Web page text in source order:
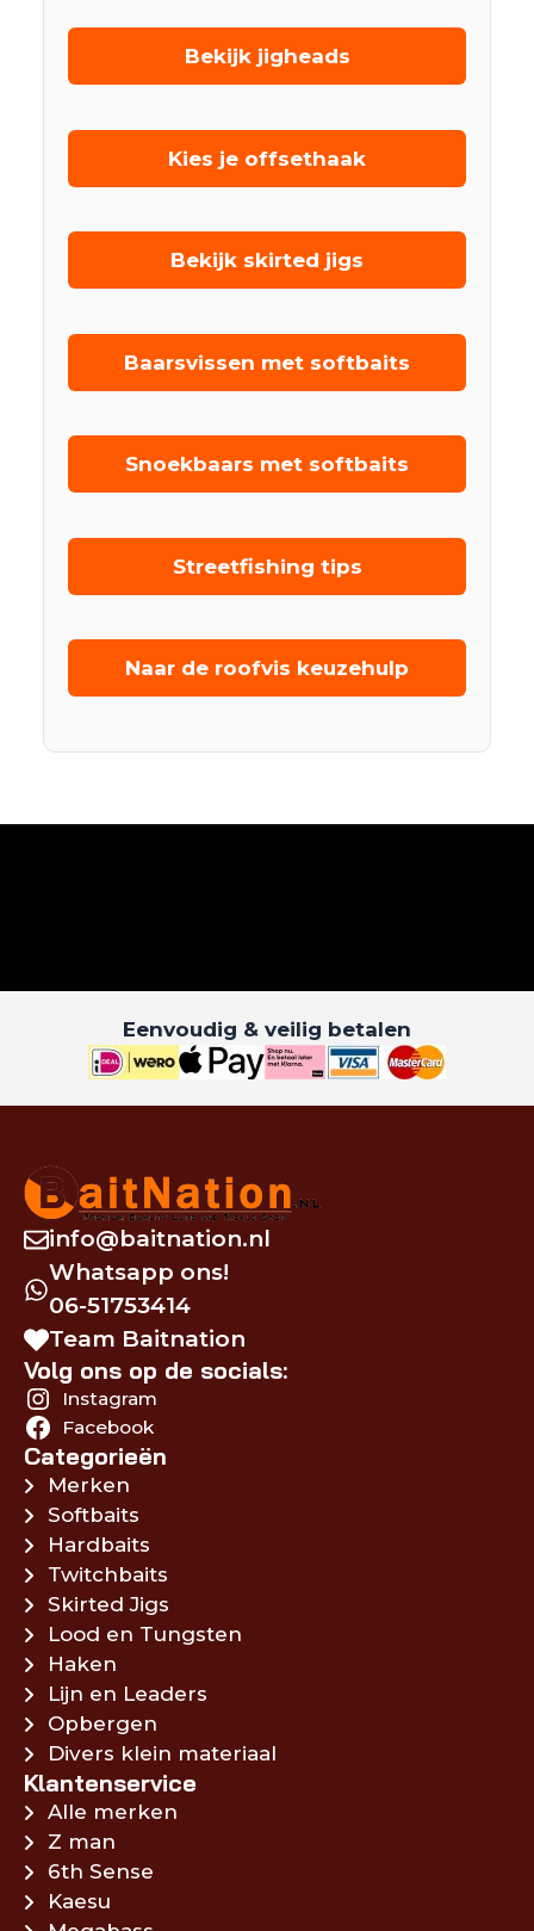
Bekijk jigheads
Kies je offsethaak
Bekijk skirted jigs
Baarsvissen met softbaits
Snoekbaars met softbaits
Streetfishing tips
Naar de roofvis keuzehulp
Eenvoudig & veilig betalen
info@baitnation.nl
Whatsapp ons!
06-51753414
Team Baitnation
Volg ons op de socials:
Instagram
Facebook
Categorieën
Merken
Softbaits
Hardbaits
Twitchbaits
Skirted Jigs
Lood en Tungsten
Haken
Lijn en Leaders
Opbergen
Divers klein materiaal
Klantenservice
Alle merken
Z man
6th Sense
Kaesu